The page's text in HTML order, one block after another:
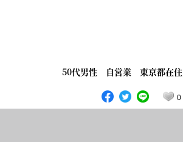
50代男性 自営業 東京都在住
0